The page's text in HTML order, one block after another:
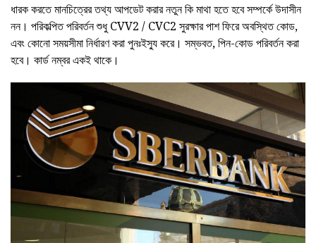
ধারক করতে মানচিত্রের তথ্য আপডেট করার নতুন কি মাথা হতে হবে সম্পর্কে উদাসীন
নন। পরিকল্পিত পরিবর্তন শুধু CVV2 / CVC2 সুরক্ষার পাশ ফিরে অবস্থিত কোড,
এবং কোনো সময়সীমা নির্ধারণ করা পুনঃইস্যু করে। সম্ভবত, পিন-কোড পরিবর্তন করা
হবে। কার্ড নম্বর একই থাকে।